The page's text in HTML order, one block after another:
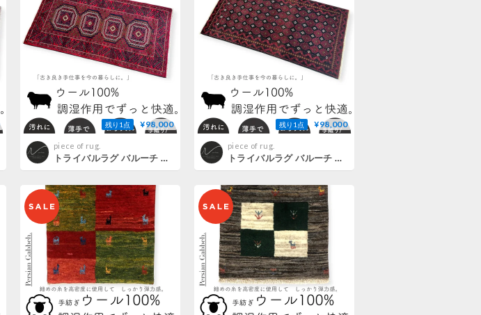
残り1点 ¥98,000
piece of rug.
トライバルラグ バルーチ 手織り 280579/264 103cmx209cm
残り1点 ¥98,000
piece of rug.
トライバルラグ バルーチ 手織り 280573/266 106cmx210cm